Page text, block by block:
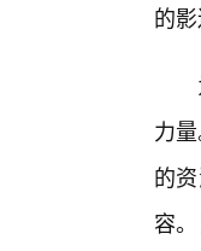
的
力
的
容